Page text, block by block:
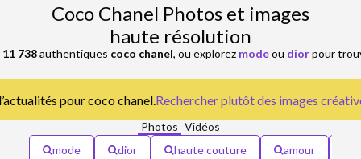
Coco Chanel Photos et images
haute résolution
11 738authentiques coco chanel, ou explorez modeou diorpour
pour coco chanel. Rechercher plutôt des images
Photos Vidéos
mode
dior haute couture amour